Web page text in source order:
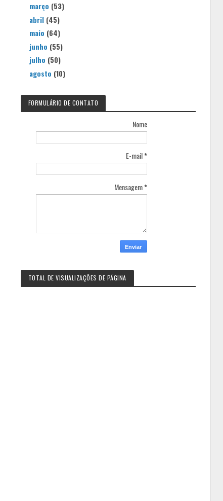
março (53)
abril (45)
maio (64)
junho (55)
julho (50)
agosto (10)
FORMULÁRIO DE CONTATO
Nome
E-mail*
Mensagem*
TOTAL DE VISUALIZAÇÕES DE PÁGINA